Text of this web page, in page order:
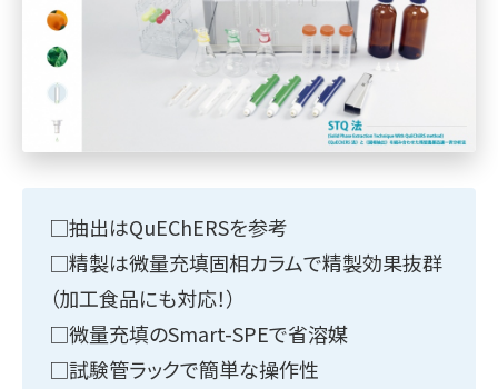
□抽出はQuEChERSを参考
□精製は微量充填固相カラムで精製効果抜群
（加工食品にも対応！）
□微量充填のSmart-SPEで省溶媒
□試験管ラックで簡単な操作性